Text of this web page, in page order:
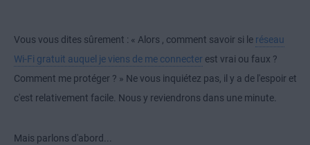
Vous vous dites sûrement : « Alors , comment savoir si le réseau
Wi-Fi gratuit auquel je viens de me connecter est vrai ou faux ?
Comment me protéger ? » Ne vous inquiétez pas, il y a de l'espoir et
c'est relativement facile. Nous y reviendrons dans une minute.
Mais parlons d'abord...